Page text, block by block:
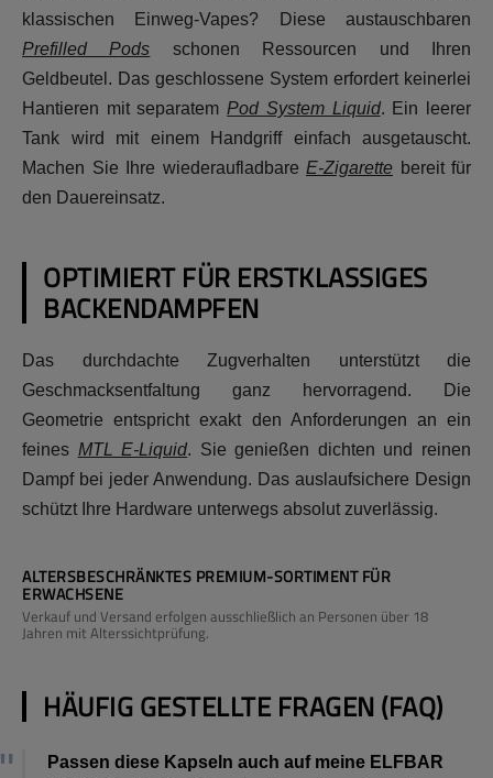
klassischen Einweg-Vapes? Diese austauschbaren
Prefilled Pods schonen Ressourcen und Ihren
Geldbeutel. Das geschlossene System erfordert keinerlei
Hantieren mit separatemPod System Liquid. Ein leerer
Tank wird mit einem Handgriff einfach ausgetauscht.
Machen Sie Ihre wiederaufladbare E-Zigarette bereit für
den Dauereinsatz.
OPTIMIERT FÜR ERSTKLASSIGES
BACKENDAMPFEN
Das durchdachte Zugverhalten unterstützt die
Geschmacksentfaltung ganz hervorragend. Die
Geometrie entspricht exakt den Anforderungen an ein
feines MTL E-Liquid. Sie genießen dichten und reinen
Dampf bei jeder Anwendung. Das auslaufsichere Design
schützt Ihre Hardware unterwegs absolut zuverlässig.
ALTERSBESCHRÄNKTES PREMIUM-SORTIMENT FÜR
ERWACHSENE
Verkauf und Versand erfolgen ausschließlich an Personen über 18
Jahren mit Alterssichtprüfung.
HÄUFIG GESTELLTE FRAGEN (FAQ)
Passen diese Kapseln auch auf meine ELFBAR